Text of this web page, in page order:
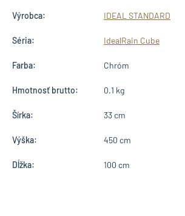
Výrobca: IDEAL STANDARD
Séria: IdealRain Cube
Farba: Chróm
Hmotnosť brutto: 0.1 kg
Šírka: 33 cm
Výška: 450 cm
Dĺžka: 100 cm